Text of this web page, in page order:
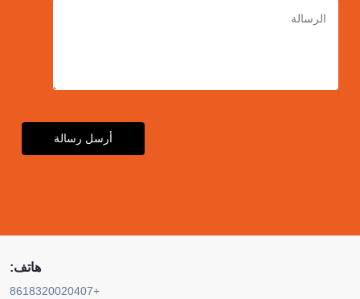
أرسل رسالة
هاتف:
+8618320020407